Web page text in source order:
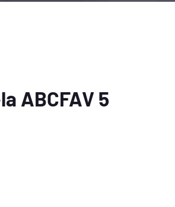
ABCFAV 5